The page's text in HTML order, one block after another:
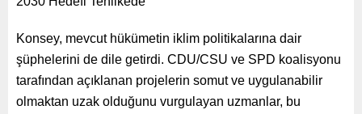
Konsey, mevcut hükümetin iklim politikalarına dair
şüphelerini de dile getirdi. CDU/CSU ve SPD koalisyonu
tarafından açıklanan projelerin somut ve uygulanabilir
olmaktan uzak olduğunu vurgulayan uzmanlar, bu